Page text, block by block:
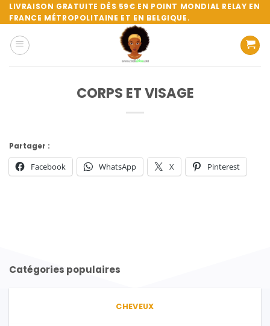
Passer
au
contenu
LIVRAISON GRATUITE DÈS 59€ EN POINT MONDIAL RELAY EN
FRANCE MÉTROPOLITAINE ET EN BELGIQUE.
CORPS ET VISAGE
Partager :
Facebook WhatsApp X Pinterest
Catégories populaires
CHEVEUX